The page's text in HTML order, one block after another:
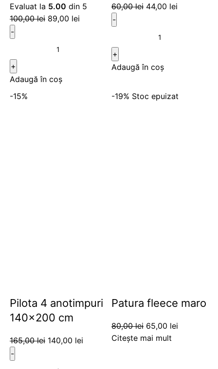
Evaluat la 5.00 din 5
100,00lei 89,00 lei
Adaugă în coș
60,00lei 44,00 lei
Adaugă în coș
-15%
Pilota 4 anotimpuri
140×200 cm
165,00lei 140,00 lei
-19% Stoc epuizat
Patura fleece maro
80,00lei 65,00 lei
Citește mai mult